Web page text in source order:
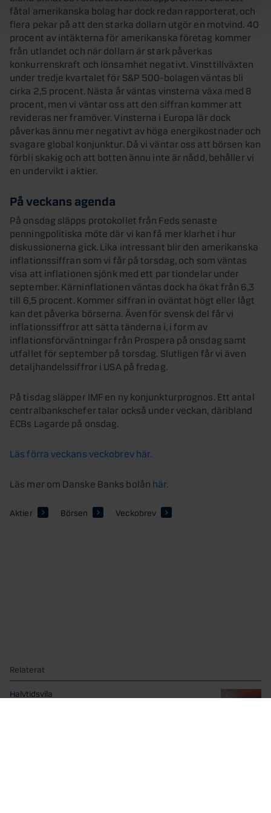
fåtal amerikanska bolag har dock redan rapporterat, och
flera pekar på att den starka dollarn utgör en motvind. 40
procent av intäkterna för amerikanska företag kommer
från utlandet och när dollarn är stark påverkas
konkurrenskraft och lönsamhet negativt. Vinsttillväxten
under tredje kvartalet för S&P 500-bolagen väntas bli
cirka 2,5 procent. Nästa år väntas vinsterna växa med 8
procent, men vi väntar oss att den siffran kommer att
revideras ner framöver. Vinsterna i Europa lär dock
påverkas ännu mer negativt av höga energikostnader och
svagare global konjunktur. Då vi väntar oss att börsen kan
förbli skakig och att botten ännu inte är nådd, behåller vi
en undervikt i aktier.
På veckans agenda
På onsdag släpps protokollet från Feds senaste
penningpolitiska möte där vi kan få mer klarhet i hur
diskussionerna gick. Lika intressant blir den amerikanska
inflationssiffran som vi får på torsdag, och som väntas
visa att inflationen sjönk med ett par tiondelar under
september. Kärninflationen väntas dock ha ökat från 6,3
till 6,5 procent. Kommer siffran in oväntat högt eller lågt
kan det påverka börserna. Även för svensk del får vi
inflationssiffror att sätta tänderna i, i form av
inflationsförväntningar från Prospera på onsdag samt
utfallet för september på torsdag. Slutligen får vi även
detaljhandelssiffror i USA på fredag.
På tisdag släpper IMF en ny konjunkturprognos. Ett antal
centralbankschefer talar också under veckan, däribland
ECBs Lagarde på onsdag.
Läs förra veckans veckobrev här.
Läs mer om Danske Banks bolån här.
Aktier Börsen Veckobrev
Relaterat
Halvtidsvila